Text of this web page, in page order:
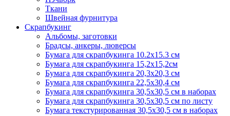
Ткани
Швейная фурнитура
Скрапбукинг
Альбомы, заготовки
Брадсы, анкеры, люверсы
Бумага для скрапбукинга 10.2х15.3 см
Бумага для скрапбукинга 15,2х15,2см
Бумага для скрапбукинга 20,3х20,3 см
Бумага для скрапбукинга 22,5х30,4 см
Бумага для скрапбукинга 30,5х30,5 см в наборах
Бумага для скрапбукинга 30,5х30,5 см по листу
Бумага текстурированная 30,5х30,5 см в наборах